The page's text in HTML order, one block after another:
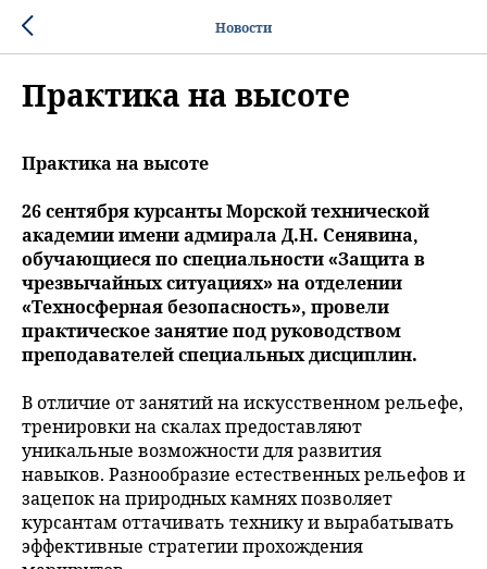
Новости
Практика на высоте
Практика на высоте
26 сентября курсанты Морской технической
академии имени адмирала Д.Н. Сенявина,
обучающиеся по специальности «Защита в
чрезвычайных ситуациях» на отделении
«Техносферная безопасность», провели
практическое занятие под руководством
преподавателей специальных дисциплин.
В отличие от занятий на искусственном рельефе,
тренировки на скалах предоставляют
уникальные возможности для развития
навыков. Разнообразие естественных рельефов и
зацепок на природных камнях позволяет
курсантам оттачивать технику и вырабатывать
эффективные стратегии прохождения